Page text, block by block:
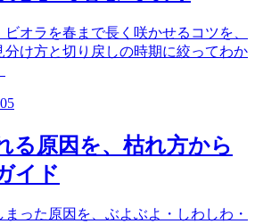
オラを春まで長く咲かせるコツを、
け方と切り戻しの時期に絞ってわか
る原因を、枯れ方から
イド
った原因を、ぶよぶよ・しわしわ・